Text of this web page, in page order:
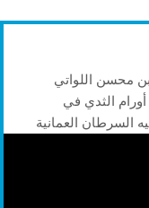
محسن اللواتي
الثدي في
العمانية